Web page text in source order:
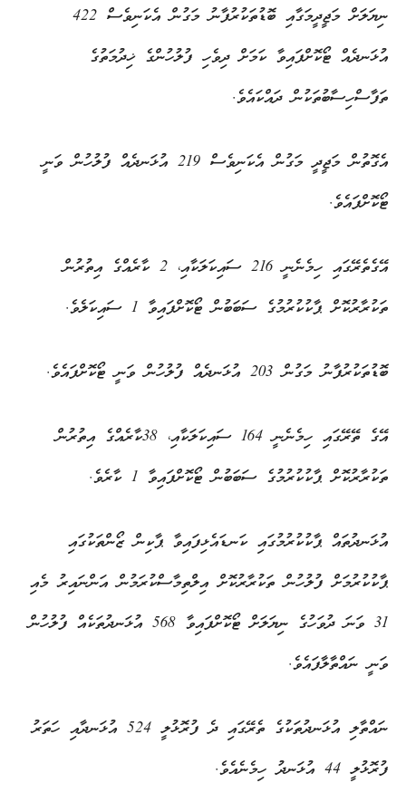
ނިޔަލަށް މަޖީދީމަގާއި ބޮޑުތަކުރުފާނު މަގުން އެކަނިވެސް 422
އުޅަނދެއް ޓޯކޮށްފައިވާ ކަމަށް ދިވެހި ފުލުހުންގެ ޚިދުމަތުގެ
ތަފާސްހިސާބުތަކުން ދައްކައެވެ.
އެގޮތުން މަޖީދީ މަގުން އެކަނިވެސް 219 އުޅަނދެއް ފުލުހުން ވަނީ
ޓޯކޮށްފައެވެ.
އޭގެތެރޭގައި ހިމެނެނީ 216 ސައިކަލަކާއި، 2 ކާރެއްގެ އިތުރުން
ތަކުރާރުކޮށް ޕާކުކުރުމުގެ ސަބަބުން ޓޯކޮށްފައިވާ 1 ސައިކަލެވެ.
ބޮޑުތަކުރުފާނު މަގުން 203 އުޅަނދެއް ފުލުހުން ވަނީ ޓޯކޮށްފައެވެ.
އޭގެ ތޭރޭގައި ހިމެނެނީ 164 ސައިކަލަކާއި، 38ކާރެއްގެ އިތުރުން
ތަކުރާރުކޮށް ޕާކުކުރުމުގެ ސަބަބުން ޓޯކޮށްފައިވާ 1 ކާރެވެ.
އުޅަނދުތައް ޕާކުކުރުމުގައި ކަނޑައެޅިފައިވާ ޕާކިން ޒޯންތަކުގައި
ޕާކުކުރުމަށް ފުލުހުން ތަކުރާރުކޮށް އިލްތިމާސްކުރަމުން އަންނައިރު މެއި
31 ވަނަ ދުވަހުގެ ނިޔަލަށް ޓޯކޮށްފައިވާ 568 އުޅަނދުތަކެއް ފުލުހުން
ވަނީ ނައްތާލާފައެވެ.
ނައްތާލި އުޅަނދުތަކުގެ ތެރޭގައި ދެ ފުރޮޅުލީ 524 އުޅަނދާއި ހަތަރު
ފުރޮޅުލީ 44 އުޅަނދު ހިމެނެއެވެ.